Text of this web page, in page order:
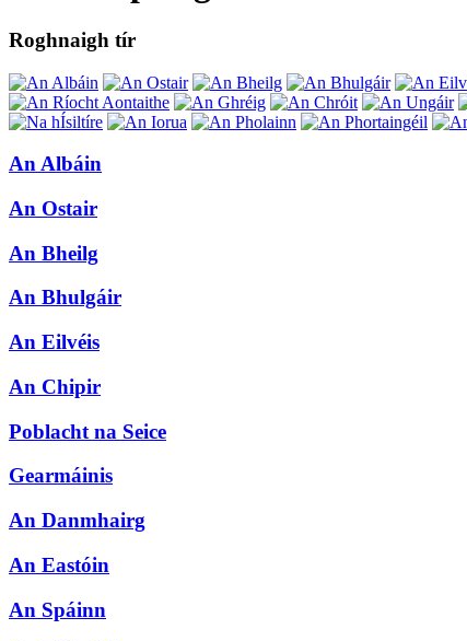
Roghnaigh tír
An Albáin
An Ostair
An Bheilg
An Bhulgáir
An Eilvéis
An Chipir
Poblacht na Seice
Gearmáinis
An Danmhairg
An Eastóin
An Spáinn